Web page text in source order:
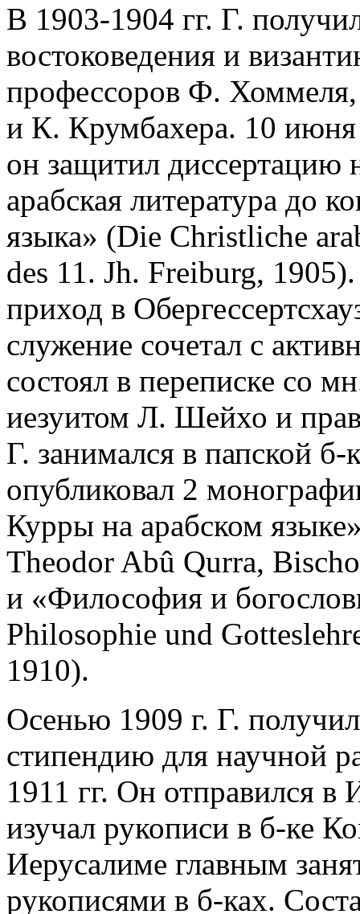
В 1903-1904 гг. Г.
востоковедения и
профессоров Ф.
и К. Крумбахера. 10
он защитил диссертацию
арабская литература до
языка» (Die Christliche
des 11. Jh. Freiburg,
приход в
служение сочетал с
состоял в переписке со
иезуитом Л. Шейхо и
Г. занимался в папской
опубликовал 2
Курры на арабском
Theodor Abû Qurra,
и «Философия и
Philosophie und
1910).
Осенью 1909 г. Г.
стипендию для научной
1911 гг. Он отправился в
изучал рукописи в б-ке
Иерусалиме главным
рукописями в б-ках.